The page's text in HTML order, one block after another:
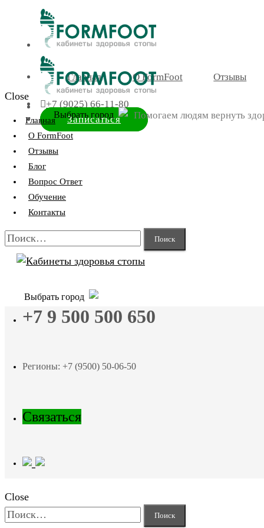
Выбрать город Помогаем людям вернуть
Главная О FormFoot Отзывы
+7 (9025) 66-11-80
Записаться
Close
Главная
О FormFoot
Отзывы
Блог
Вопрос Ответ
Обучение
Контакты
Найти:
Выбрать город
+7 9 500 500 650
Регионы: +7 (9500) 50-06-50
Связаться
Close
Найти: